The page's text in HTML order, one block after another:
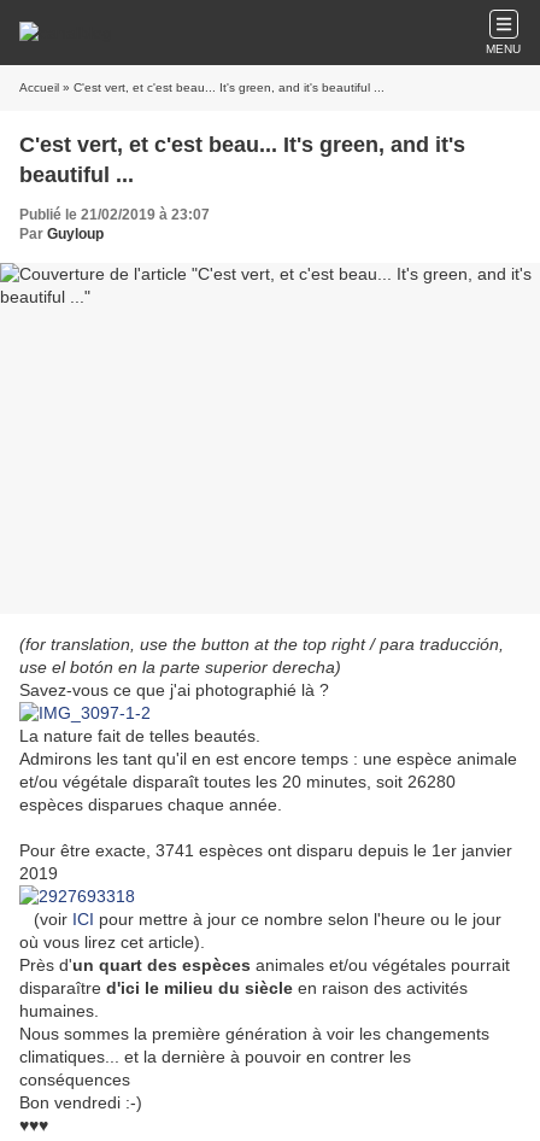
MENU
Accueil » C'est vert, et c'est beau... It's green, and it's beautiful ...
C'est vert, et c'est beau... It's green, and it's
beautiful ...
Publié le 21/02/2019 à 23:07
Par Guyloup
(for translation, use the button at the top right / para traducción,
use el botón en la parte superior derecha)
Savez-vous ce que j'ai photographié là ?
La nature fait de telles beautés.
Admirons les tant qu'il en est encore temps : une espèce animale
et/ou végétale disparaît toutes les 20 minutes, soit 26280
espèces disparues chaque année.
Pour être exacte, 3741 espèces ont disparu depuis le 1er janvier
2019
(voir ICI pour mettre à jour ce nombre selon l'heure ou le jour
où vous lirez cet article).
Près d'un quart des espèces animales et/ou végétales pourrait
disparaître d'ici le milieu du siècle en raison des activités
humaines.
Nous sommes la première génération à voir les changements
climatiques... et la dernière à pouvoir en contrer les
conséquences
Bon vendredi :-)
♥♥♥